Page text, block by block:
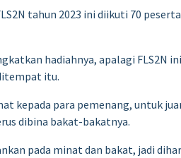
tahun 2023 ini diikuti 70
hadiahnya, apalagi FLS2N
itu.
kepada para pemenang, untuk
dibina bakat-bakatnya.
pada minat dan bakat, jadi